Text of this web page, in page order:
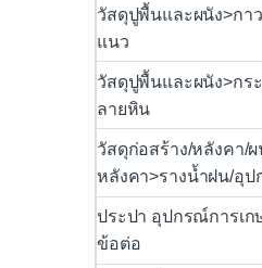
วัสดุปูพื้นและผนัง>กา
แนว
วัสดุปูพื้นและผนัง>กร
ลายหิน
วัสดุก่อสร้าง/หลังคา/
หลังคา>รางน้ำฝน/อุ
ประปา อุปกรณ์การเ
ข้อต่อ